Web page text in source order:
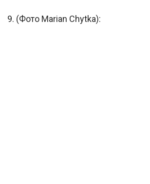
9. (Фото Marian Chytka):